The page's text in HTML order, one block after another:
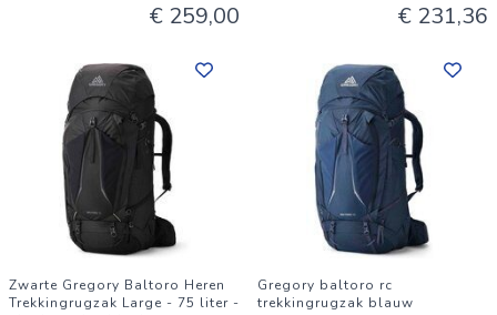
€ 259,00 € 231,36
Zwarte Gregory Baltoro Heren
Trekkingrugzak Large - 75 liter -
Gregory baltoro rc
trekkingrugzak blauw